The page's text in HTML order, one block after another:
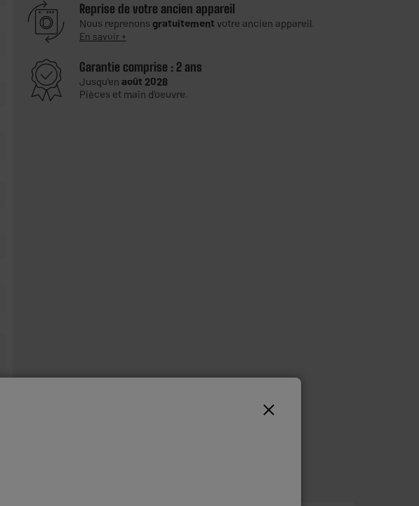
Reprise de votre ancien appareil
Nous reprenons gratuitement votre ancien appareil.
En savoir +
Garantie comprise : 2 ans
Jusqu'en août 2028
Pièces et main d'oeuvre.